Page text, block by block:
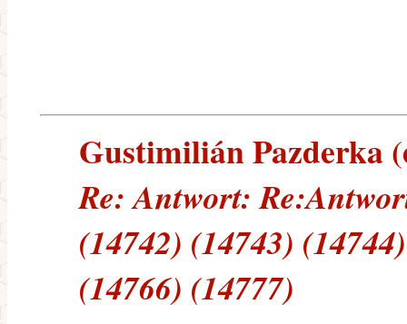
Gustimilián Pazderka
Re: Antwort:
(14742) (14743)
(14766) (14777)